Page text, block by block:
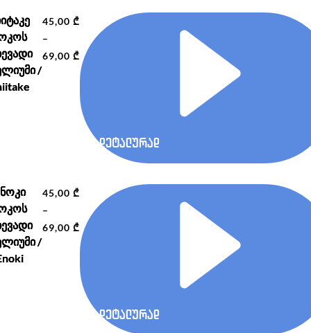
/
45,00 ₾
–
69,00 ₾Price
range:
through
69,00 ₾
დეტალურად
/
45,00 ₾
–
69,00 ₾Price
range:
through
69,00 ₾
დეტალურად